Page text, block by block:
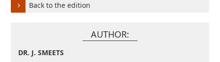
Back to the edition
AUTHOR:
DR. J. SMEETS